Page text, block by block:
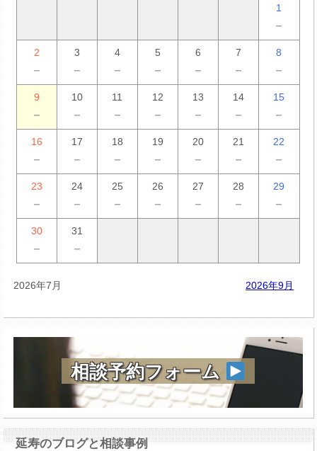
1
－
2
－
3
－
4
－
5
－
6
－
7
－
8
－
9
－
10
－
11
－
12
－
13
－
14
－
15
－
16
－
17
－
18
－
19
－
20
－
21
－
22
－
23
－
24
－
25
－
26
－
27
－
28
－
29
－
30
－
31
－
2026年7月 2026年9月
相談予約フォーム
延寿のブログと相談事例